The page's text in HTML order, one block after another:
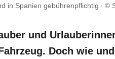
in Spanien gebührenpflichtig ©
und
Doch wie